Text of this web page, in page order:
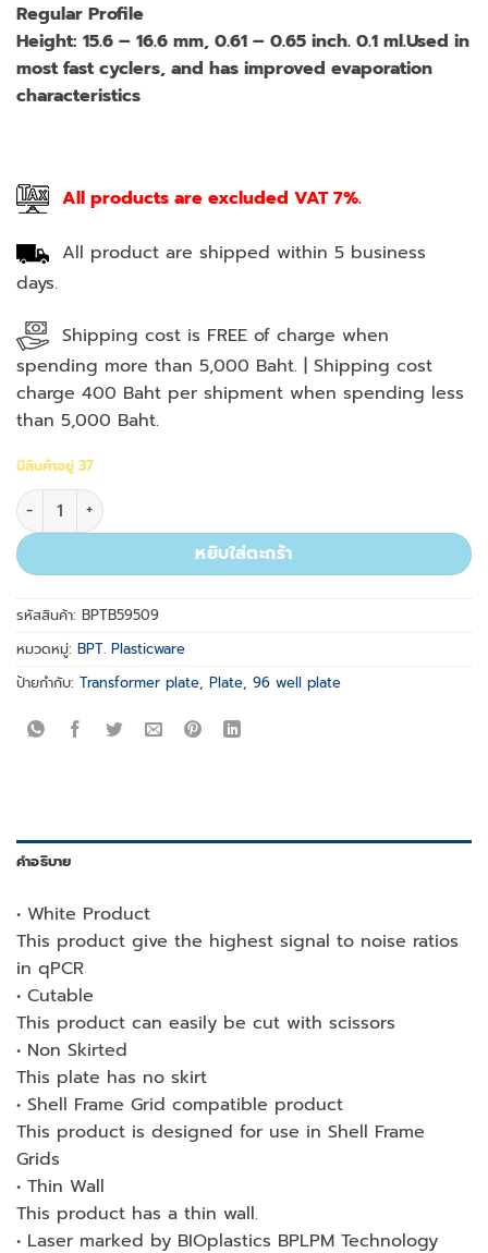
Regular Profile
Height: 15.6 – 16.6 mm, 0.61 – 0.65 inch. 0.1 ml.Used in
most fast cyclers, and has improved evaporation
characteristics
All products are excluded VAT 7%.
All product are shipped within 5 business
days.
Shipping cost is FREE of charge when
spending more than 5,000 Baht. | Shipping cost
charge 400 Baht per shipment when spending less
than 5,000 Baht.
มีสินค้าอยู่ 37
จำนวน 96 x 0.1ml Transformer Plate, 25/box ชิ้น
หยิบใส่ตะกร้า
รหัสสินค้า: BPTB59509
หมวดหมู่: BPT. Plasticware
ป้ายกำกับ: Transformer plate, Plate, 96 well plate
คำอธิบาย
• White Product
This product give the highest signal to noise ratios
in qPCR
• Cutable
This product can easily be cut with scissors
• Non Skirted
This plate has no skirt
• Shell Frame Grid compatible product
This product is designed for use in Shell Frame
Grids
• Thin Wall
This product has a thin wall.
• Laser marked by BIOplastics BPLPM Technology